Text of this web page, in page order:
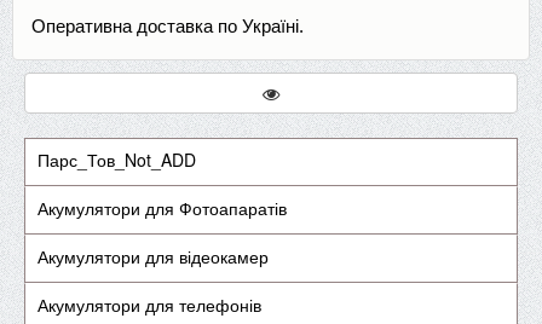
Оперативна доставка по Україні.
Парс_Тов_Not_ADD
Акумулятори для Фотоапаратів
Акумулятори для відеокамер
Акумулятори для телефонів